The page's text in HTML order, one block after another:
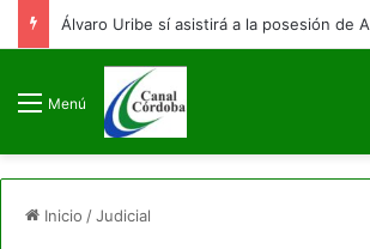
Menú
Inicio /Judicial